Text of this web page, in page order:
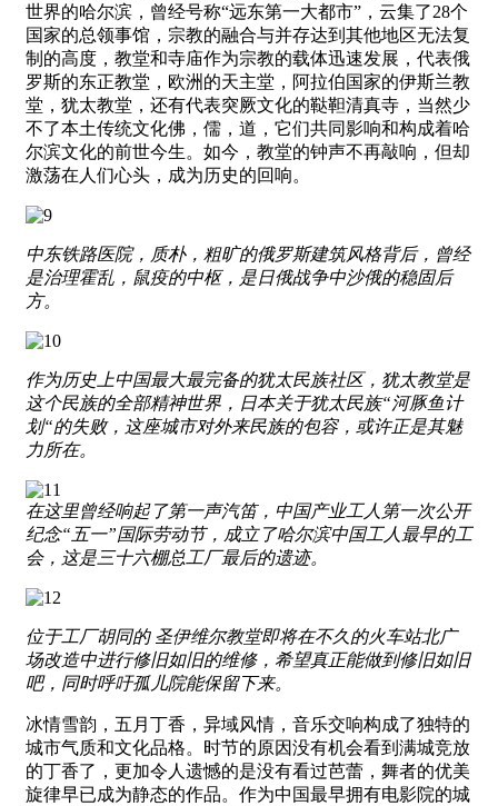
世界的哈尔滨，曾经号称“远东第一大都市”，云集了28个
国家的总领事馆，宗教的融合与并存达到其他地区无法复
制的高度，教堂和寺庙作为宗教的载体迅速发展，代表俄
罗斯的东正教堂，欧洲的天主堂，阿拉伯国家的伊斯兰教
堂，犹太教堂，还有代表突厥文化的鞑靼清真寺，当然少
不了本土传统文化佛，儒，道，它们共同影响和构成着哈
尔滨文化的前世今生。如今，教堂的钟声不再敲响，但却
激荡在人们心头，成为历史的回响。
中东铁路医院，质朴，粗旷的俄罗斯建筑风格背后，曾经
是治理霍乱，鼠疫的中枢，是日俄战争中沙俄的稳固后
方。
作为历史上中国最大最完备的犹太民族社区，犹太教堂是
这个民族的全部精神世界，日本关于犹太民族“河豚鱼计
划“的失败，这座城市对外来民族的包容，或许正是其魅
力所在。
在这里曾经响起了第一声汽笛，中国产业工人第一次公开
纪念“五一”国际劳动节，成立了哈尔滨中国工人最早的工
会，这是三十六棚总工厂最后的遗迹。
位于工厂胡同的 圣伊维尔教堂即将在不久的火车站北广
场改造中进行修旧如旧的维修，希望真正能做到修旧如旧
吧，同时呼吁孤儿院能保留下来。
冰情雪韵，五月丁香，异域风情，音乐交响构成了独特的
城市气质和文化品格。时节的原因没有机会看到满城竞放
的丁香了，更加令人遗憾的是没有看过芭蕾，舞者的优美
旋律早已成为静态的作品。作为中国最早拥有电影院的城